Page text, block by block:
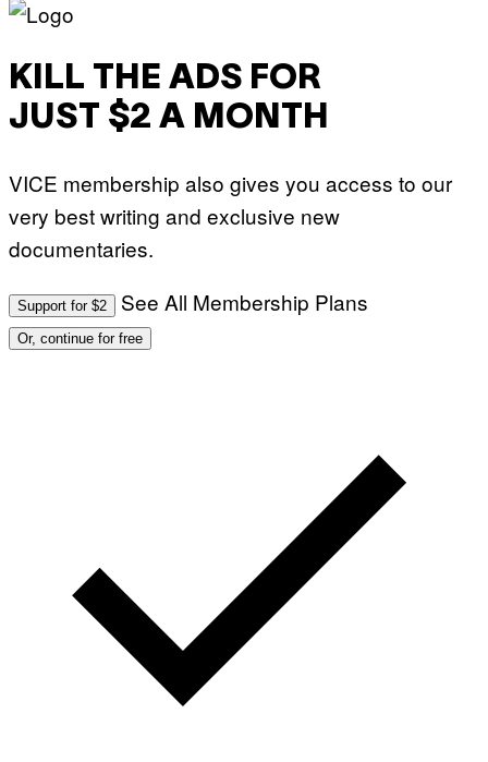
KILL THE ADS FOR
JUST $2 A MONTH
VICE membership also gives you access to our
very best writing and exclusive new
documentaries.
Support for $2 See All Membership Plans
Or, continue for free